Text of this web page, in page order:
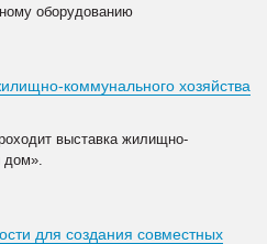
оборудованию
коммунального хозяйства
выставка жилищно-
для создания совместных